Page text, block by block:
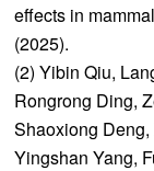
effects in
(2025).
(2) Yibin Qiu,
Rongrong Ding,
Shaoxiong
Yingshan Yang,